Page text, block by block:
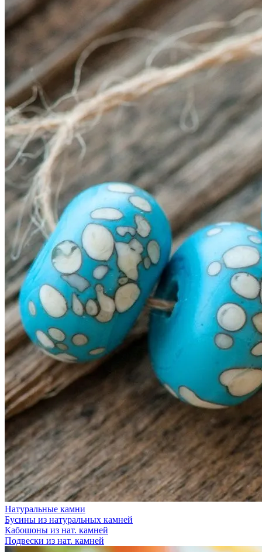
Натуральные камни
Бусины из натуральных камней
Кабошоны из нат. камней
Подвески из нат. камней